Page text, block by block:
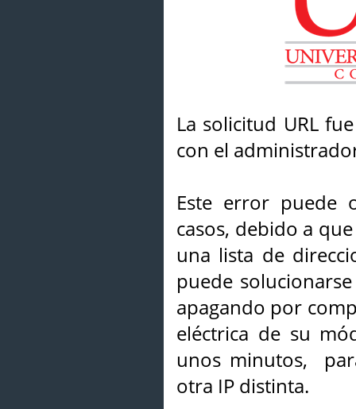
La solicitud URL
con el
Este error puede
casos, debido a
una lista de
puede
apagando por
eléctrica de su
unos minutos,
otra IP distinta.